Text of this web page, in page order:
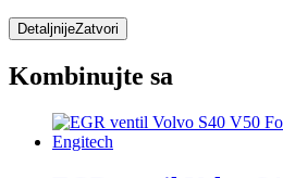
DetaljnijeZatvori
Kombinujte sa